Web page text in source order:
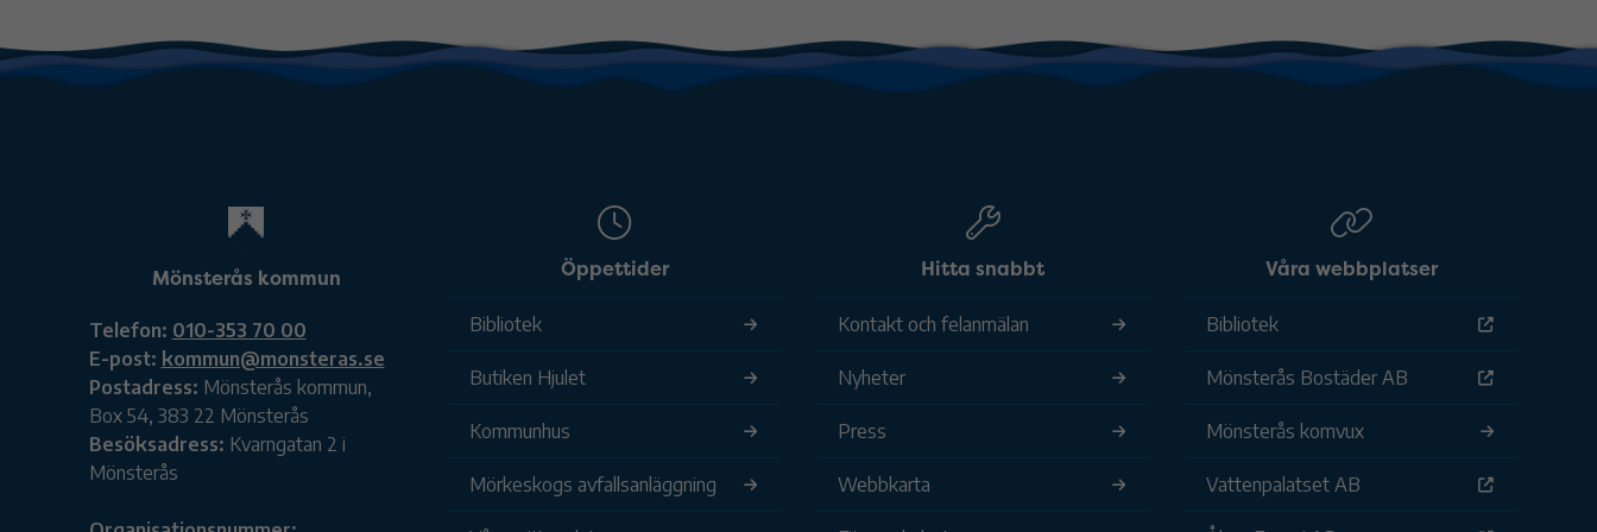
Mönsterås kommun
Telefon: 010-353 70 00
E-post: kommun@monsteras.se
Postadress: Mönsterås kommun,
Box 54, 383 22 Mönsterås
Besöksadress: Kvarngatan 2 i
Mönsterås
Öppettider
Bibliotek
Butiken Hjulet
Kommunhus
Mörkeskogs avfallsanläggning
Hitta snabbt
Kontakt och felanmälan
Nyheter
Press
Webbkarta
Våra webbplatser
Bibliotek
Mönsterås Bostäder AB
Mönsterås komvux
Vattenpalatset AB